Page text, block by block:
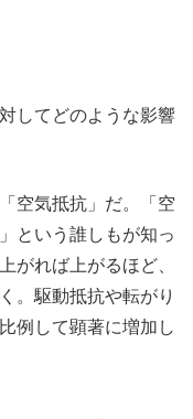
してどのような影響
空気抵抗」だ。「空
という誰しもが知っ
がれば上がるほど、
。駆動抵抗や転がり
例して顕著に増加し